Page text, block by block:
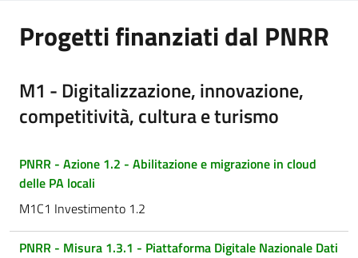
Progetti finanziati dal PNRR
M1 - Digitalizzazione, innovazione,
competitività, cultura e turismo
PNRR - Azione 1.2 - Abilitazione e migrazione in cloud
delle PA locali
M1C1 Investimento 1.2
PNRR - Misura 1.3.1 - Piattaforma Digitale Nazionale Dati